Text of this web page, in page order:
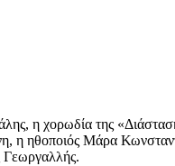
η χορωδία της
η ηθοποιός Μάρα
Γεωργαλλής.